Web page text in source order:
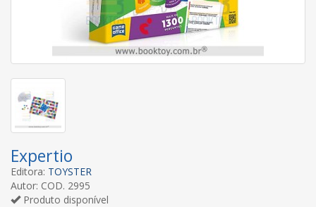
Expertio
Editora: TOYSTER
Autor: COD. 2995
Produto disponível